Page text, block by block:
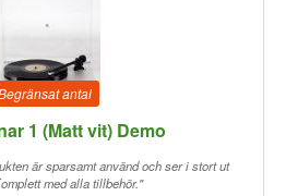
antal
1 (Matt vit) Demo
är sparsamt använd och ser i stort ut
med alla tillbehör."